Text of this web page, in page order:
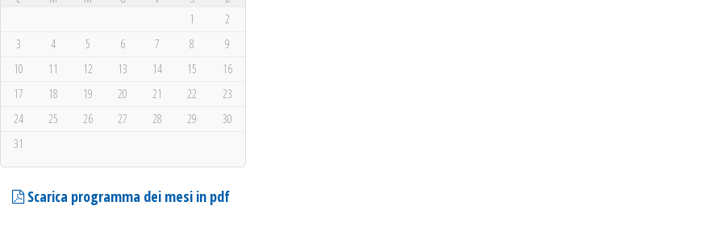
1
2
3
4 5 6 7 8
9
10
11 12 13 14 15
16
17
18 19 20 21 22
23
24
25 26 27 28 29
30
31
Scarica programma dei mesi in pdf